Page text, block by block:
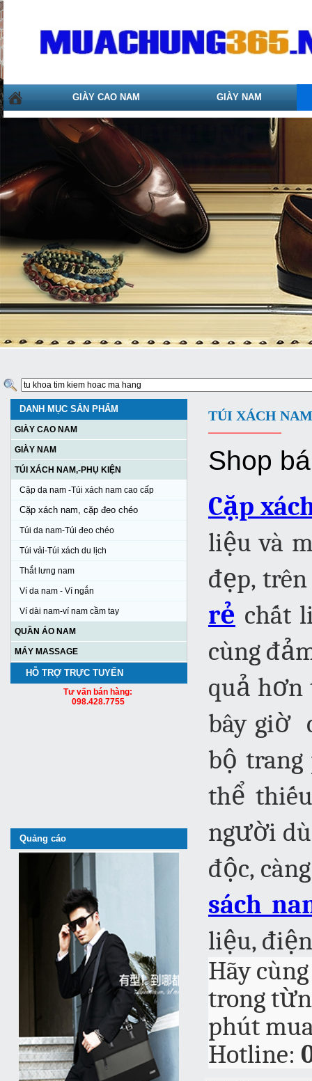
GIÀY CAO NAM GIÀY NAM
DANH MỤC SẢN PHẨM
GIÀY CAO NAM
GIÀY NAM
TÚI XÁCH NAM,-PHỤ KIỆN
Cặp da nam -Túi xách nam cao cấp
Cặp xách nam, cặp đeo chéo
Túi da nam-Túi đeo chéo
Túi vải-Túi xách du lịch
Thắt lưng nam
Ví da nam - Ví ngắn
Ví dài nam-ví nam cầm tay
QUẦN ÁO NAM
MÁY MASSAGE
HỖ TRỢ TRỰC TUYẾN
Tư vấn bán hàng:
098.428.7755
Quảng cáo
TÚI XÁCH
Shop
Cặp
liệu và
đẹp,
rẻ chất
cùng
quả hơn
bây giờ
bộ
thể
người
độc,
sách
liệu,
Hãy
trong
phút
Hotline: